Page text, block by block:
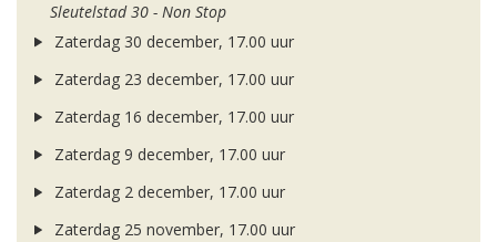
Sleutelstad 30 - Non Stop
Zaterdag 30 december, 17.00 uur
Zaterdag 23 december, 17.00 uur
Zaterdag 16 december, 17.00 uur
Zaterdag 9 december, 17.00 uur
Zaterdag 2 december, 17.00 uur
Zaterdag 25 november, 17.00 uur